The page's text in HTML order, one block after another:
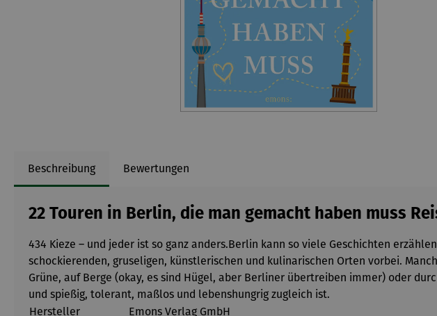
Beschreibung Bewertungen
22 Touren in Berlin, die man gemacht haben muss
434 Kieze – und jeder ist so ganz anders.Berlin kann so viele Geschichten
schockierenden, gruseligen, künstlerischen und kulinarischen Orten vorbei.
Grüne, auf Berge (okay, es sind Hügel, aber Berliner übertreiben immer) oder
und spießig, tolerant, maßlos und lebenshungrig zugleich ist.
Hersteller
Emons Verlag GmbH